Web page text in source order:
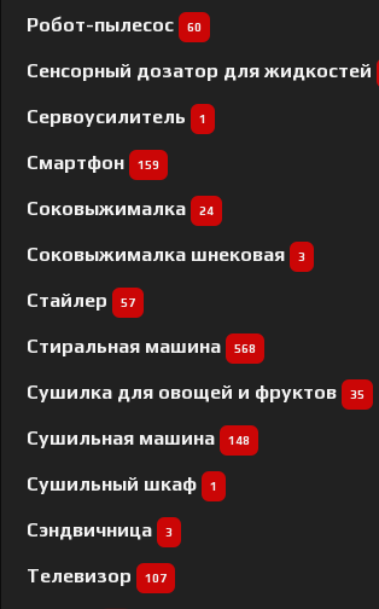
Робот-пылесос 60
Сенсорный дозатор для жидкостей
Сервоусилитель 1
Смартфон 159
Соковыжималка 24
Соковыжималка шнековая 3
Стайлер 57
Стиральная машина 568
Сушилка для овощей и фруктов 35
Сушильная машина 148
Сушильный шкаф 1
Сэндвичница 3
Телевизор 107